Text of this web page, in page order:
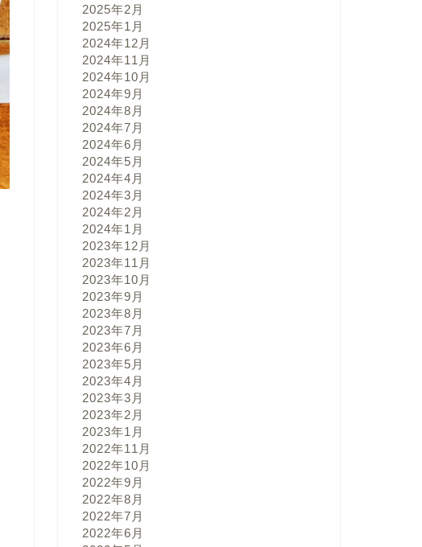
2025年2月
2025年1月
2024年12月
2024年11月
2024年10月
2024年9月
2024年8月
2024年7月
2024年6月
2024年5月
2024年4月
2024年3月
2024年2月
2024年1月
2023年12月
2023年11月
2023年10月
2023年9月
2023年8月
2023年7月
2023年6月
2023年5月
2023年4月
2023年3月
2023年2月
2023年1月
2022年11月
2022年10月
2022年9月
2022年8月
2022年7月
2022年6月